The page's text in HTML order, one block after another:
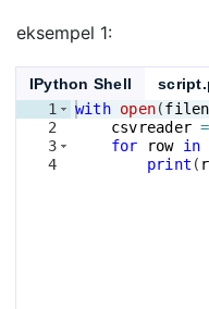
eksempel 1:
IPython Shell
1
2
3
4
with open(
csvreader =
for
row in
print (